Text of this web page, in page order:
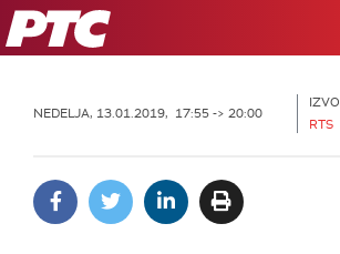
RTS
NEDELJA, 13.01.2019, 17:55 -> 20:00
RTS